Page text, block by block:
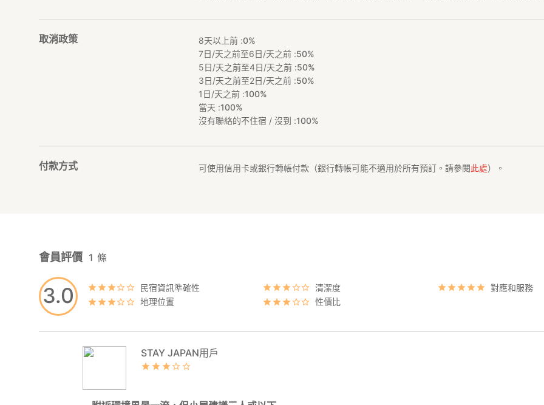
取消政策 8天以上前 :0%
7日/天之前至6日/天之前 :50%
5日/天之前至4日/天之前 :50%
3日/天之前至2日/天之前 :50%
1日/天之前 :100%
當天 :100%
沒有聯絡的不住宿 / 沒到 :100%
付款方式 可使用信用卡或銀行轉帳付款（銀行轉帳可能不適用於所有預訂。請參閱此處）。
3.0
會員評價 1 條
民宿資訊準確性 清潔度
對應和服務
地理位置
性價比
STAY JAPAN用戶